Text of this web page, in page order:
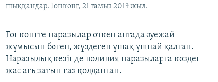
шыққандар. Гонконг, 21 тамыз 2019 жыл.
Гонконгте наразылар өткен аптада әуежай
жұмысын бөгеп, жүздеген ұшақ ұшпай қалған.
Наразылық кезінде полиция наразыларға көзден
жас ағызатын газ қолданған.